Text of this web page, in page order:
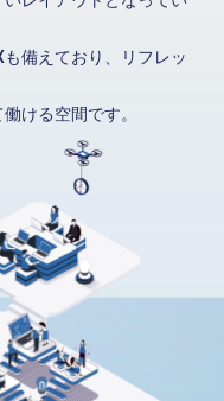
備えており、リフレッ
ける空間です。